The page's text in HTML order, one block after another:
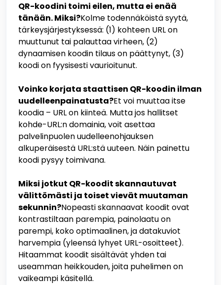
QR-koodini toimi eilen, mutta ei enää
tänään. Miksi?Kolme todennäköistä syytä,
tärkeysjärjestyksessä: (1) kohteen URL on
muuttunut tai palauttaa virheen, (2)
dynaamisen koodin tilaus on päättynyt, (3)
koodi on fyysisesti vaurioitunut.
Voinko korjata staattisen QR-koodin ilman
uudelleenpainatusta?Et voi muuttaa itse
koodia – URL on kiinteä. Mutta jos hallitset
kohde-URL:n domainia, voit asettaa
palvelinpuolen uudelleenohjauksen
alkuperäisestä URL:stä uuteen. Näin painettu
koodi pysyy toimivana.
Miksi jotkut QR-koodit skannautuvat
välittömästi ja toiset vievät muutaman
sekunnin?Nopeasti skannaavat koodit ovat
kontrastiltaan parempia, painolaatu on
parempi, koko optimaalinen, ja datakuviot
harvempia (yleensä lyhyet URL-osoitteet).
Hitaammat koodit sisältävät yhden tai
useamman heikkouden, joita puhelimen on
vaikeampi käsitellä.